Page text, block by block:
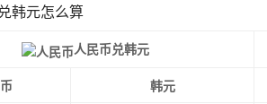
韩元怎么算
人民币兑韩元
韩元